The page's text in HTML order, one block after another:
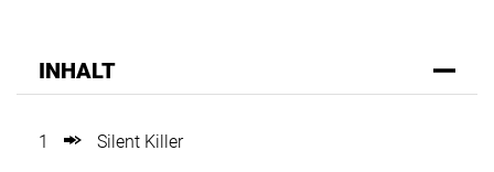
INHALT
1 Silent Killer